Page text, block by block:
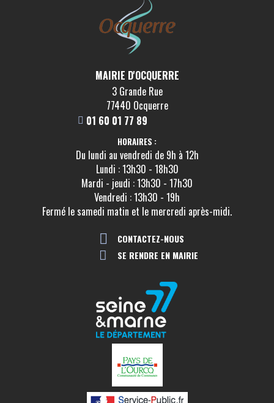
MAIRIE D'OCQUERRE
3 Grande Rue
77440 Ocquerre
01 60 01 77 89
HORAIRES :
Du lundi au vendredi de 9h à 12h
Lundi : 13h30 - 18h30
Mardi - jeudi : 13h30 - 17h30
Vendredi : 13h30 - 19h
Fermé le samedi matin et le mercredi après-midi.
CONTACTEZ-NOUS
SE RENDRE EN MAIRIE